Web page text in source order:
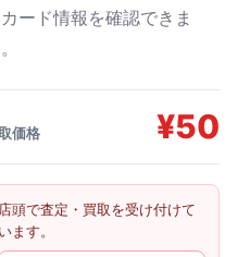
カード情報を確認できま
価格 ¥50
店頭で査定・買取を受け付けて
います。